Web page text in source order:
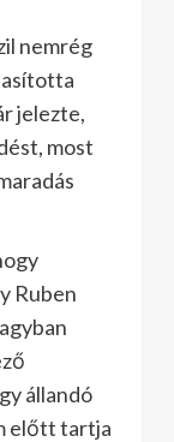
nemrég
jelezte,
most
Ruben
állandó
előtt tartja